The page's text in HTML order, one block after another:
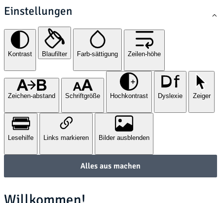
Einstellungen
Kontrast Blaufilter Farb-sättigung Zeilen-höhe
Zeichen-abstand Schriftgröße Hochkontrast Dyslexie Zeiger
Lesehilfe Links markieren Bilder ausblenden
Alles aus machen